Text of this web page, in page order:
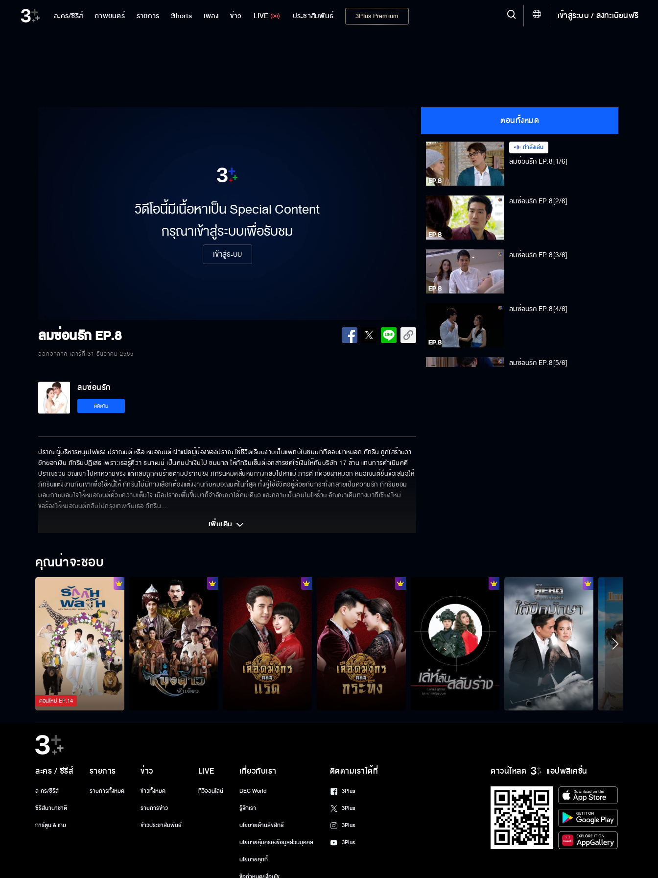
ละคร/ซีรีส์ ภาพยนตร์ รายการ Shorts เพลง ข่าว LIVE ประชาสัมพันธ์ 3Plus Premium เข้าสู่ระบบ / ลงทะเบียนฟรี
วิดีโอนี้มีเนื้อหาเป็น Special Content
กรุณาเข้าสู่ระบบเพื่อรับชม
เข้าสู่ระบบ
ลมซ่อนรักEP.8
ออกอากาศ เสาร์ที่ 31 ธันวาคม 2565
ตอนทั้งหมด
กำลังเล่น
ลมซ่อนรัก EP.8[1/6]
ลมซ่อนรัก EP.8[2/6]
ลมซ่อนรัก EP.8[3/6]
ลมซ่อนรัก EP.8[4/6]
ลมซ่อนรัก EP.8[5/6]
ลมซ่อนรัก
ติดตาม
ปราณ ผู้บริหารหนุ่มไฟแรง ปราณนต์ หรือ หมอณนต์ ฝาแฝดผู้น้องของปราณ ใช้ชีวิตเรียบง่ายเป็นแพทย์ในชนบทที่ดอยผาหมอก ภัทริน ถูกใส่ร้ายว่า
ยักยอกเงิน ภัทรินปฏิเสธ เพราะเธอรู้ดีว่า ธนาฒน์ เป็นคนนำเงินไป ชมนาด ให้ภัทรินเซ็นต์เอกสารชดใช้เงินให้กับบริษัท 17 ล้าน แทนการดำเนินคดี
ปราณชวน อัณณา ไปหาความจริง แต่กลับถูกคนร้ายตามประกบยิง ภัทรินหมดสิ้นหนทางกลับไปหาแม่ ภารตี ที่ดอยผาหมอก หมอณนต์ยื่นข้อเสนอให้
ภัทรินแต่งงานกับเขาเพื่อใช้หนี้ให้ ภัทรินไม่มีทางเลือกต้องแต่งงานกับหมอณนต์ในที่สุด ทั้งคู่ใช้ชีวิตอยู่ด้วยกันกระทั่งกลายเป็นความรัก ภัทรินยอม
มอบกายมอบใจให้หมอณนต์ด้วยความเต็มใจ เมื่อปราณฟื้นขึ้นมาก็จำอัณณาได้คนเดียว และกลายเป็นคนโมโหร้าย อัณณาเดินทางมาที่เชียงใหม่
ขอร้องให้หมอณนต์กลับไปกรุงเทพกับเธอ ภัทริน...
เพิ่มเติม
คุณน่าจะชอบ
ตอนใหม่EP.14
ดาวน์โหลด แอปพลิเคชั่น
ละคร / ซีรีส์
ละคร/ซีรีส์
ซีรีส์นานาชาติ
การ์ตูน & เกม
รายการ
รายการทั้งหมด
ข่าว
ข่าวทั้งหมด
รายการข่าว
ข่าวประชาสัมพันธ์
LIVE
ทีวีออนไลน์
เกี่ยวกับเรา
BEC World
รู้จักเรา
นโยบายด้านลิขสิทธิ์
นโยบายคุ้มครองข้อมูลส่วนบุคคล
นโยบายคุกกี้
ติดตามเราได้ที่
3Plus
3Plus
3Plus
3Plus